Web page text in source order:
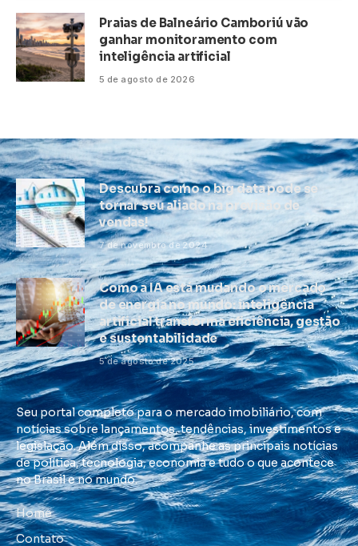
Praias de Balneário Camboriú vão
ganhar monitoramento com
inteligência artificial
5 de agosto de 2026
Descubra como o big data pode se
tornar seu aliado na previsão de
vendas!
7 de novembro de 2024
Como a IA está mudando o mercado
de energia no mundo: inteligência
artificial transforma eficiência, gestão
e sustentabilidade
5 de agosto de 2025
Seu portal completo para o mercado imobiliário, com
notícias sobre lançamentos, tendências, investimentos e
legislação. Além disso, acompanhe as principais notícias
de política, tecnologia, economia e tudo o que acontece
no Brasil e no mundo.
Home
Contato